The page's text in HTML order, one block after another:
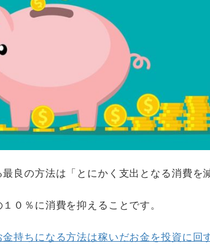
良の方法は「とにかく支出となる消費を
０％に消費を抑えることです。
持ちになる方法は稼いだお金を投資に回